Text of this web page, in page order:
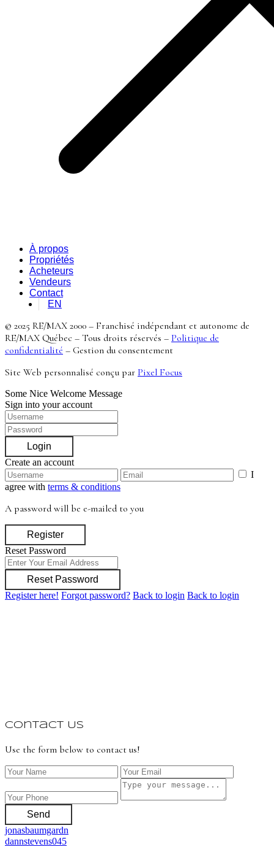
À propos
Propriétés
Acheteurs
Vendeurs
Contact
EN
© 2025 RE/MAX 2000 – Franchisé indépendant et autonome de
RE/MAX Québec – Tous droits réservés – Politique de
confidentialité – Gestion du consentement
Site Web personnalisé conçu par Pixel Focus
Some Nice Welcome Message
Sign into your account
Login
Create an account
I
agree with terms & conditions
A password will be e-mailed to you
Register
Reset Password
Reset Password
Register here! Forgot password? Back to login Back to login
Contact Us
Use the form below to contact us!
Send
jonasbaumgardn
dannstevens045